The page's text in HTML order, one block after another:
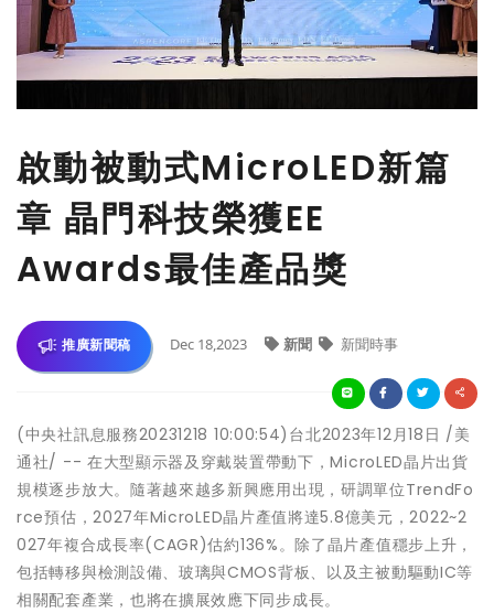
啟動被動式MicroLED新篇
章 晶門科技榮獲EE
Awards最佳產品獎
推廣新聞稿 Dec 18,2023 新聞 新聞時事
(中央社訊息服務20231218 10:00:54)台北2023年12月18日 /美
通社/ -- 在大型顯示器及穿戴裝置帶動下，MicroLED晶片出貨
規模逐步放大。隨著越來越多新興應用出現，研調單位TrendFo
rce預估，2027年MicroLED晶片產值將達5.8億美元，2022~2
027年複合成長率(CAGR)估約136%。除了晶片產值穩步上升，
包括轉移與檢測設備、玻璃與CMOS背板、以及主被動驅動IC等
相關配套產業，也將在擴展效應下同步成長。